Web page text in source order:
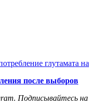
глутамата
после выборов
Подписывайтесь